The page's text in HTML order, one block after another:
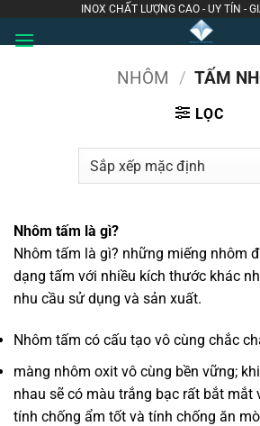
qua
INOX CHẤT LƯỢNG CAO - UY TÍN -
NHÔM / TẤM
LỌC
Nhôm tấm là gì?
Nhôm tấm là gì? những miếng nhôm
dạng tấm với nhiều kích thước khác
nhu cầu sử dụng và sản xuất.
Nhôm tấm có cấu tạo vô cùng chắc
màng nhôm oxit vô cùng bền vững;
nhau sẽ có màu trắng bạc rất bắt mắt
tính chống ẩm tốt và tính chống ăn